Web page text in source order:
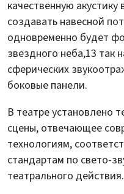
качественную
создавать навесной
одновременно будет
звездного неба,13 так
сферических
боковые панели.
В театре установлено
сцены, отвечающее
технологиям,
стандартам по свето-
театрального действия.